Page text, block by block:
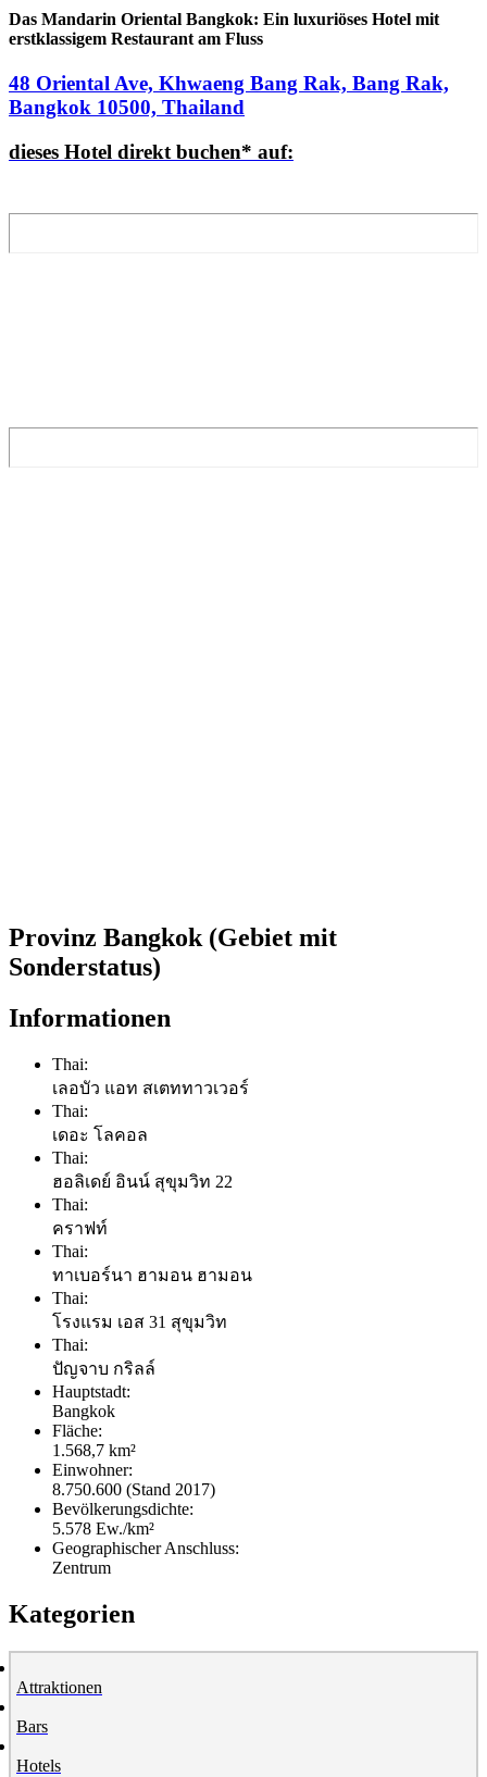
Das Mandarin Oriental Bangkok: Ein luxuriöses Hotel mit
erstklassigem Restaurant am Fluss
48 Oriental Ave, Khwaeng Bang Rak, Bang Rak,
Bangkok 10500, Thailand
dieses Hotel direkt buchen* auf:
Provinz Bangkok (Gebiet mit
Sonderstatus)
Informationen
Thai:
เลอบัว แอท สเตททาวเวอร์
Thai:
เดอะ โลคอล
Thai:
ฮอลิเดย์ อินน์ สุขุมวิท 22
Thai:
คราฟท์
Thai:
ทาเบอร์นา ฮามอน ฮามอน
Thai:
โรงแรม เอส 31 สุขุมวิท
Thai:
ปัญจาบ กริลล์
Hauptstadt:
Bangkok
Fläche:
1.568,7 km²
Einwohner:
8.750.600 (Stand 2017)
Bevölkerungsdichte:
5.578 Ew./km²
Geographischer Anschluss:
Zentrum
Kategorien
Attraktionen
Bars
Hotels